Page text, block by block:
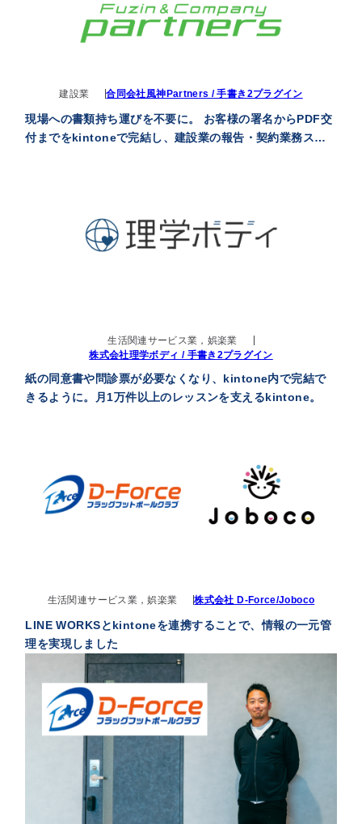
建設業 合同会社風神Partners / 手書き2プラグイン
現場への書類持ち運びを不要に。 お客様の署名からPDF交
付までをkintoneで完結し、建設業の報告・契約業務スピ
生活関連サービス業，娯楽業
株式会社理学ボディ / 手書き2プラグイン
紙の同意書や問診票が必要なくなり、kintone内で完結で
きるように。月1万件以上のレッスンを支えるkintone。
生活関連サービス業，娯楽業 株式会社 D-Force/Joboco
LINE WORKSとkintoneを連携することで、情報の一元管
理を実現しました